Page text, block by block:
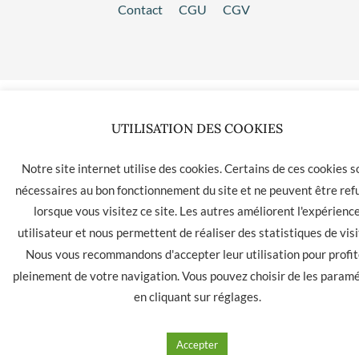
Contact CGU CGV
UTILISATION DES COOKIES
Notre site internet utilise des cookies. Certains de ces cookies
nécessaires au bon fonctionnement du site et ne peuvent être
lorsque vous visitez ce site. Les autres améliorent
utilisateur et nous permettent de réaliser des statistiques de
Nous vous recommandons d'accepter leur utilisation pour
pleinement de votre navigation. Vous pouvez choisir de les
en cliquant sur réglages.
Accepter